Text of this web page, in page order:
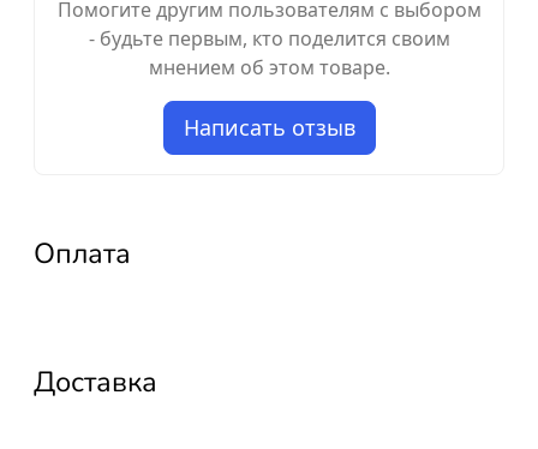
Помогите другим пользователям с выбором
- будьте первым, кто поделится своим
мнением об этом товаре.
Написать отзыв
Оплата
Доставка